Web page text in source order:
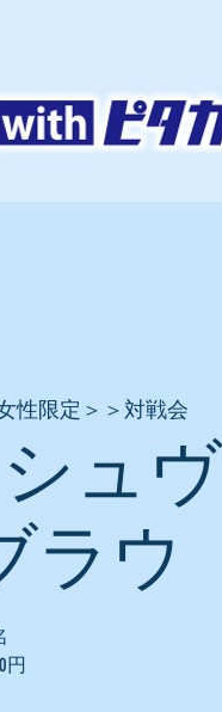
性限定＞＞対戦会
ュヴ
ラウ
円